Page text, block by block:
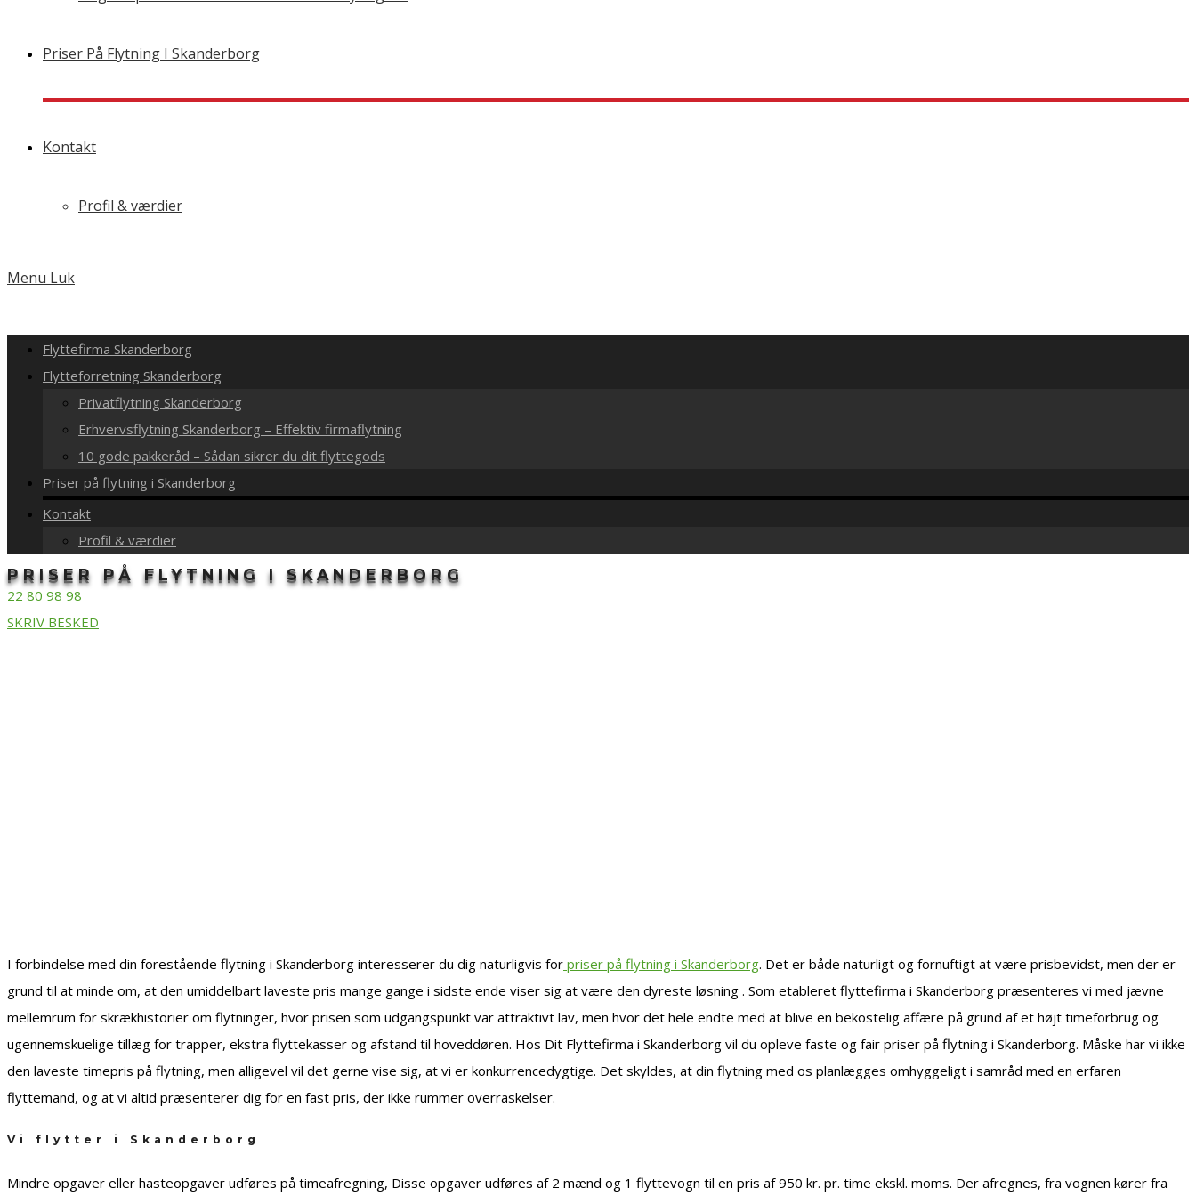
Priser På Flytning I Skanderborg
Kontakt
Profil & værdier
Menu Luk
Flyttefirma Skanderborg
Flytteforretning Skanderborg
Privatflytning Skanderborg
Erhvervsflytning Skanderborg – Effektiv firmaflytning
10 gode pakkeråd – Sådan sikrer du dit flyttegods
Priser på flytning i Skanderborg
Kontakt
Profil & værdier
PRISER PÅ FLYTNING I SKANDERBORG
22 80 98 98
SKRIV BESKED
I forbindelse med din forestående flytning i Skanderborg interesserer du dig naturligvis for priser på flytning i Skanderborg. Det er både naturligt og fornuftigt at være prisbevidst, men der er
grund til at minde om, at den umiddelbart laveste pris mange gange i sidste ende viser sig at være den dyreste løsning . Som etableret flyttefirma i Skanderborg præsenteres vi med jævne
mellemrum for skrækhistorier om flytninger, hvor prisen som udgangspunkt var attraktivt lav, men hvor det hele endte med at blive en bekostelig affære på grund af et højt timeforbrug og
ugennemskuelige tillæg for trapper, ekstra flyttekasser og afstand til hoveddøren. Hos Dit Flyttefirma i Skanderborg vil du opleve faste og fair priser på flytning i Skanderborg. Måske har vi ikke
den laveste timepris på flytning, men alligevel vil det gerne vise sig, at vi er konkurrencedygtige. Det skyldes, at din flytning med os planlægges omhyggeligt i samråd med en erfaren
flyttemand, og at vi altid præsenterer dig for en fast pris, der ikke rummer overraskelser.
Vi flytter i Skanderborg
Mindre opgaver eller hasteopgaver udføres på timeafregning, Disse opgaver udføres af 2 mænd og 1 flyttevogn til en pris af 950 kr. pr. time ekskl. moms. Der afregnes, fra vognen kører fra